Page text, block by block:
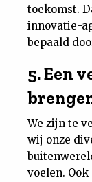
toekomst.
innovatie-
bepaald
5. Een
We zijn te
wij onze
voelen.